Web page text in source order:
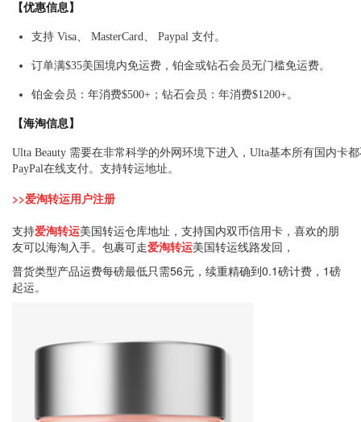
【优惠信息】
支持 Visa、 MasterCard、 Paypal 支付。
订单满$35美国境内免运费，铂金或钻石会员无门槛免运费。
铂金会员：年消费$500+；钻石会员：年消费$1200+。
【海淘信息】
Ulta Beauty 需要在非常科学的外网环境下进入，Ulta基本所有国内卡
PayPal在线支付。支持转运地址。
>>爱淘转运用户注册
支持爱淘转运美国转运仓库地址，支持国内双币信用卡，喜欢的朋
友可以海淘入手。包裹可走爱淘转运美国转运线路发回，
普货类型产品运费每磅最低只需56元，续重精确到0.1磅计费，1磅
起运。